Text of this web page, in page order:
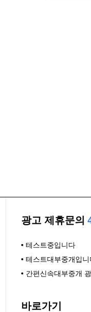
광고 제휴문의
테스트중입니다
테스트대부중개입니다.
간편신속대부중개
바로가기